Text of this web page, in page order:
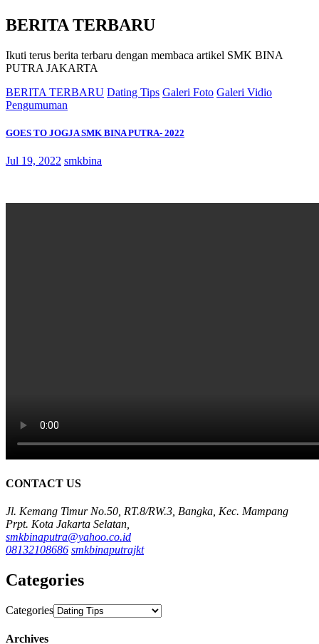
BERITA TERBARU
Ikuti terus berita terbaru dengan membaca artikel SMK BINA
PUTRA JAKARTA
BERITA TERBARU Dating Tips Galeri Foto Galeri Vidio
Pengumuman
GOES TO JOGJA SMK BINA PUTRA- 2022
Jul 19, 2022 smkbina
CONTACT US
Jl. Kemang Timur No.50, RT.8/RW.3, Bangka, Kec. Mampang
Prpt. Kota Jakarta Selatan,
smkbinaputra@yahoo.co.id
08132108686 smkbinaputrajkt
Categories
Categories
Archives